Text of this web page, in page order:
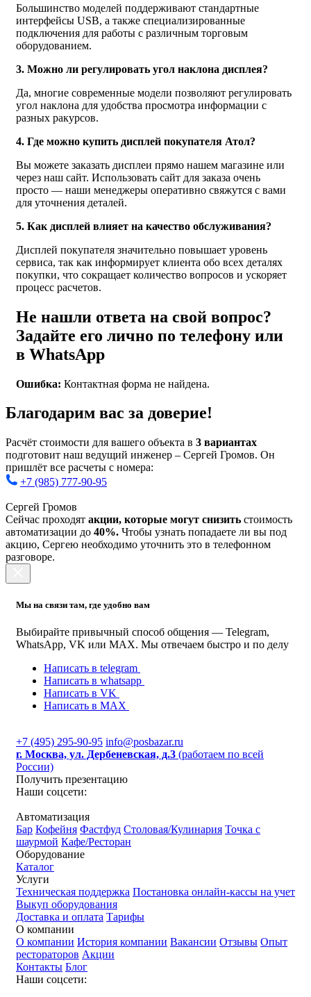
Большинство моделей поддерживают стандартные
интерфейсы USB, а также специализированные
подключения для работы с различным торговым
оборудованием.
3. Можно ли регулировать угол наклона дисплея?
Да, многие современные модели позволяют регулировать
угол наклона для удобства просмотра информации с
разных ракурсов.
4. Где можно купить дисплей покупателя Атол?
Вы можете заказать дисплеи прямо нашем магазине или
через наш сайт. Использовать сайт для заказа очень
просто — наши менеджеры оперативно свяжутся с вами
для уточнения деталей.
5. Как дисплей влияет на качество обслуживания?
Дисплей покупателя значительно повышает уровень
сервиса, так как информирует клиента обо всех деталях
покупки, что сокращает количество вопросов и ускоряет
процесс расчетов.
Не нашли ответа на свой вопрос?
Задайте его лично по телефону или
в WhatsApp
Ошибка: Контактная форма не найдена.
Благодарим вас за доверие!
Расчёт стоимости для вашего объекта в 3 вариантах
подготовит наш ведущий инженер – Сергей Громов. Он
пришлёт все расчеты с номера:
+7 (985) 777-90-95
Сергей Громов
Сейчас проходят акции, которые могут снизить стоимость
автоматизации до 40%. Чтобы узнать попадаете ли вы под
акцию, Сергею необходимо уточнить это в телефонном
разговоре.
Мы на связи там, где удобно вам
Выбирайте привычный способ общения — Telegram,
WhatsApp, VK или MAX. Мы отвечаем быстро и по делу
Написать в telegram
Написать в whatsapp
Написать в VK
Написать в MAX
+7 (495) 295-90-95 info@posbazar.ru
г. Москва, ул. Дербеневская, д.3 (работаем по всей
России)
Получить презентацию
Наши соцсети:
Автоматизация
Бар Кофейня Фастфуд Столовая/Кулинария Точка с
шаурмой Кафе/Ресторан
Оборудование
Каталог
Услуги
Техническая поддержка Постановка онлайн-кассы на учет
Выкуп оборудования
Доставка и оплата Тарифы
О компании
О компании История компании Вакансии Отзывы Опыт
рестораторов Акции
Контакты Блог
Наши соцсети: